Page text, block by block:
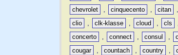
chevrolet
, cinquecento , citan ,
clio
, clk-klasse , cloud , cls
concerto
, connect , consul ,
cougar
, countach , country ,